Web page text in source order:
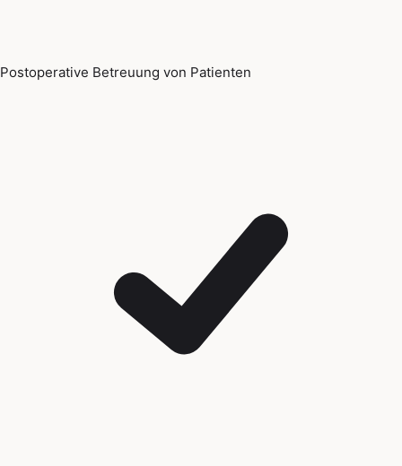
Postoperative Betreuung von Patienten